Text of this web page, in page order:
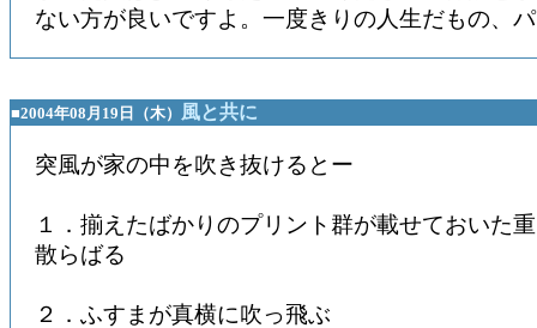
ない方が良いですよ。一度きりの人生だもの、
■2004年08月19日（木） 風と共に
突風が家の中を吹き抜けるとー
１．揃えたばかりのプリント群が載せておいた
散らばる
２．ふすまが真横に吹っ飛ぶ